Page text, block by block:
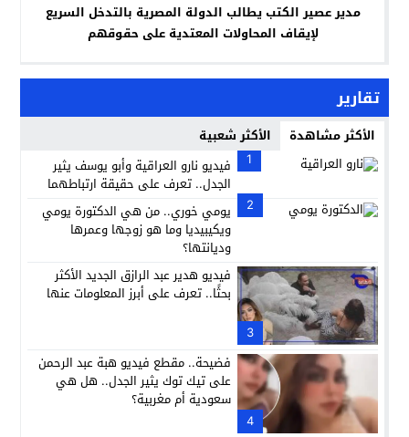
مدير عصير الكتب يطالب الدولة المصرية بالتدخل السريع
لإيقاف المحاولات المعتدية على حقوقهم
تقارير
الأكثر مشاهدة
الأكثر شعبية
1
فيديو نارو العراقية وأبو يوسف يثير
الجدل.. تعرف على حقيقة ارتباطهما
2
يومي خوري.. من هي الدكتورة يومي
ويكيبيديا وما هو زوجها وعمرها
وديانتها؟
3
فيديو هدير عبد الرازق الجديد الأكثر
بحثًا.. تعرف على أبرز المعلومات عنها
4
فضيحة.. مقطع فيديو هبة عبد الرحمن
على تيك توك يثير الجدل.. هل هي
سعودية أم مغربية؟